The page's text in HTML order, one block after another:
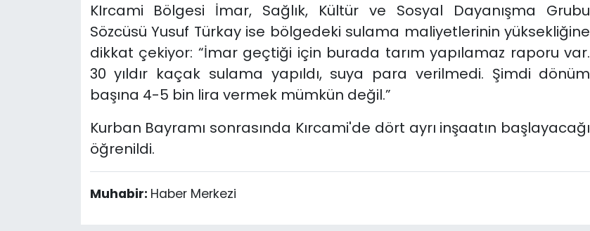
KIrcami Bölgesi İmar, Sağlık, Kültür ve Sosyal Dayanışma Grubu
Sözcüsü Yusuf Türkay ise bölgedeki sulama maliyetlerinin yüksekliğine
dikkat çekiyor: “İmar geçtiği için burada tarım yapılamaz raporu var.
30 yıldır kaçak sulama yapıldı, suya para verilmedi. Şimdi dönüm
başına 4-5 bin lira vermek mümkün değil.”
Kurban Bayramı sonrasında Kırcami'de dört ayrı inşaatın başlayacağı
öğrenildi.
Muhabir: Haber Merkezi